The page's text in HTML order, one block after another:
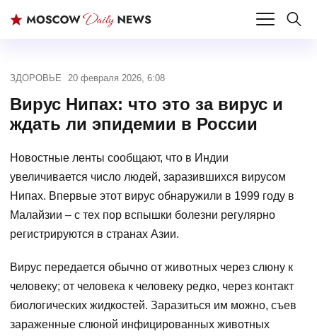
ЗДОРОВЬЕ 20 февраля 2026, 6:08
Вирус Нипах: что это за вирус и
ждать ли эпидемии в России
Новостные ленты сообщают, что в Индии
увеличивается число людей, заразившихся вирусом
Нипах. Впервые этот вирус обнаружили в 1999 году в
Малайзии – с тех пор вспышки болезни регулярно
регистрируются в странах Азии.
Вирус передается обычно от животных через слюну к
человеку; от человека к человеку редко, через контакт
биологических жидкостей. Заразиться им можно, съев
зараженные слюной инфицированных животных